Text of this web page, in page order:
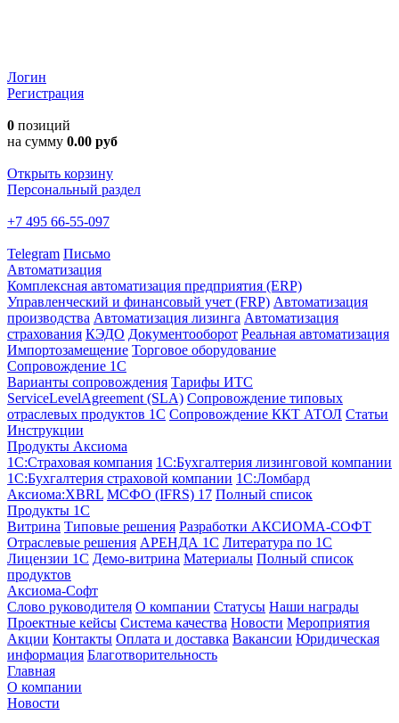
Логин
Регистрация
0 позиций
на сумму 0.00 руб
Открыть корзину
Персональный раздел
+7 495 66-55-097
Telegram Письмо
Автоматизация
Комплексная автоматизация предприятия (ERP)
Управленческий и финансовый учет (FRP) Автоматизация
производства Автоматизация лизинга Автоматизация
страхования КЭДО Документооборот Реальная автоматизация
Импортозамещение Торговое оборудование
Сопровождение 1С
Варианты сопровождения Тарифы ИТС
ServiceLevelAgreement (SLA) Сопровождение типовых
отраслевых продуктов 1С Сопровождение ККТ АТОЛ Статьи
Инструкции
Продукты Аксиома
1С:Страховая компания 1С:Бухгалтерия лизинговой компании
1С:Бухгалтерия страховой компании 1С:Ломбард
Аксиома:XBRL МСФО (IFRS) 17 Полный список
Продукты 1С
Витрина Типовые решения Разработки АКСИОМА-СОФТ
Отраслевые решения АРЕНДА 1С Литература по 1С
Лицензии 1C Демо-витрина Материалы Полный список
продуктов
Аксиома-Софт
Слово руководителя О компании Статусы Наши награды
Проектные кейсы Система качества Новости Мероприятия
Акции Контакты Оплата и доставка Вакансии Юридическая
информация Благотворительность
Главная
О компании
Новости